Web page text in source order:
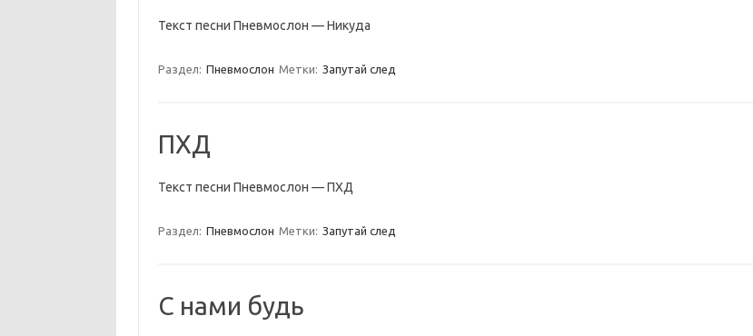
Текст песни Пневмослон — Никуда
Раздел: Пневмослон Метки: Запутай след
ПХД
Текст песни Пневмослон — ПХД
Раздел: Пневмослон Метки: Запутай след
С нами будь